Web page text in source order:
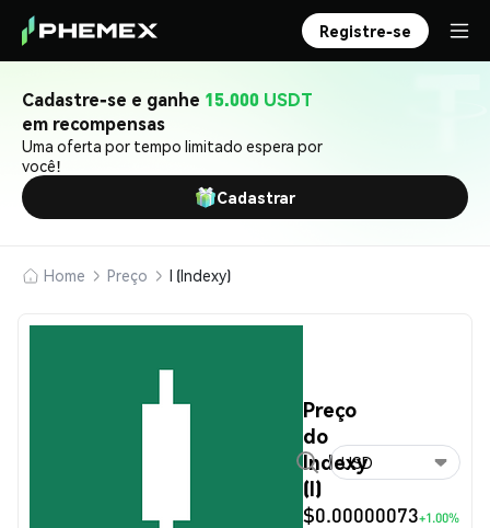
Registre-se
Cadastre-se e ganhe 15.000 USDT
em recompensas
Uma oferta por tempo limitado espera por
você!
Cadastrar
Home Preço I (Indexy)
Preço
do
Indexy
(I)
$0.00000073+1.00%
USD